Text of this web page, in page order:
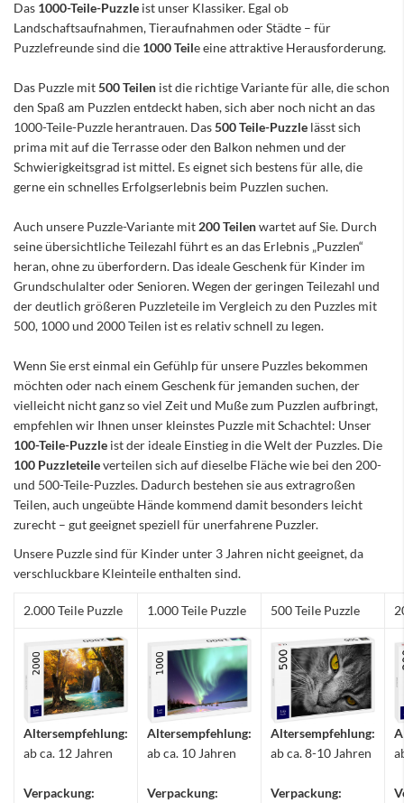
Das 1000-Teile-Puzzle ist unser Klassiker. Egal ob
Landschaftsaufnahmen, Tieraufnahmen oder Städte – für
Puzzlefreunde sind die 1000 Teile eine attraktive Herausforderung.
Das Puzzle mit500 Teilen ist die richtige Variante für alle, die schon
den Spaß am Puzzlen entdeckt haben, sich aber noch nicht an das
1000-Teile-Puzzle herantrauen. Das500 Teile-Puzzle lässt sich
prima mit auf die Terrasse oder den Balkon nehmen und der
Schwierigkeitsgrad ist mittel. Es eignet sich bestens für alle, die
gerne ein schnelles Erfolgserlebnis beim Puzzlen suchen.
Auch unsere Puzzle-Variante mit 200 Teilenwartet auf Sie. Durch
seine übersichtliche Teilezahl führt es an das Erlebnis „Puzzlen“
heran, ohne zu überfordern. Das ideale Geschenk für Kinder im
Grundschulalter oder Senioren. Wegen der geringen Teilezahl und
der deutlich größeren Puzzleteile im Vergleich zu den Puzzles mit
500, 1000 und 2000 Teilen ist es relativ schnell zu legen.
Wenn Sie erst einmal ein Gefühlp für unsere Puzzles bekommen
möchten oder nach einem Geschenk für jemanden suchen, der
vielleicht nicht ganz so viel Zeit und Muße zum Puzzlen aufbringt,
empfehlen wir Ihnen unser kleinstes Puzzle mit Schachtel: Unser
100-Teile-Puzzle ist der ideale Einstieg in die Welt der Puzzles. Die
100 Puzzleteileverteilen sich auf dieselbe Fläche wie bei den 200-
und 500-Teile-Puzzles. Dadurch bestehen sie aus extragroßen
Teilen, auch ungeübte Hände kommend damit besonders leicht
zurecht – gut geeignet speziell für unerfahrene Puzzler.
Unsere Puzzle sind für Kinder unter 3 Jahren nicht geeignet, da
verschluckbare Kleinteile enthalten sind.
2.000 Teile Puzzle 1.000 Teile Puzzle 500 Teile Puzzle
Altersempfehlung:
ab ca. 12 Jahren
Verpackung:
Altersempfehlung:
ab ca. 10 Jahren
Verpackung:
Altersempfehlung:
ab ca. 8-10 Jahren
Verpackung: